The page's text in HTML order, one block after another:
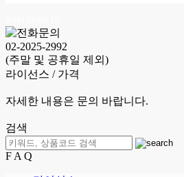
02-2025-2992
(주말 및 공휴일 제외)
라이선스 / 가격
자세한 내용은 문의 바랍니다.
검색
F A Q